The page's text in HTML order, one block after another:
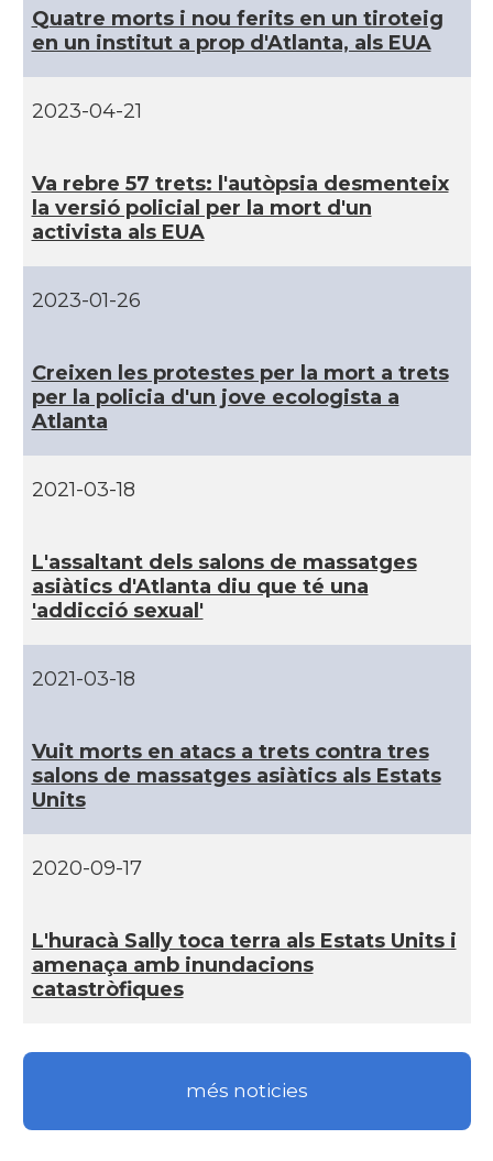
CAMON Catalans a Los Angeles
CAMON Catalans a MINNESOTA
CAMON Catalans a New Orleans
CAMON
CAMON
CAMON
CAMON Catalans a PHOENIX
CAMON
CAMON Catalans a RENO
CAMON Catalans a San Diego
Quatre morts i nou ferits en un tiroteig
en un institut a prop d'Atlanta, als EUA
2023-04-21
Va rebre 57 trets: l'autòpsia desmenteix
la versió policial per la mort d'un
activista als EUA
2023-01-26
Creixen les protestes per la mort a trets
per la policia d'un jove ecologista a
Atlanta
2021-03-18
L'assaltant dels salons de massatges
asiàtics d'Atlanta diu que té una
'addicció sexual'
2021-03-18
Vuit morts en atacs a trets contra tres
salons de massatges asiàtics als Estats
Units
2020-09-17
L'huracà Sally toca terra als Estats Units i
amenaça amb inundacions
catastròfiques
més noticies